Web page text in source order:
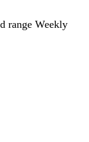
range Weekly